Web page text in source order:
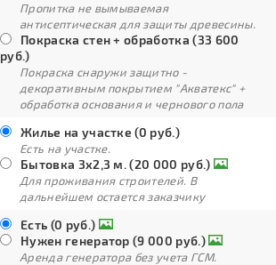
Пропитка не вымываемая
антисептическая для защиты древесины.
Покраска стен + обработка (33 600
руб.)
Покраска снаружи защитно -
декоративным покрытием "Акватекс" +
обработка основания и чернового пола
Жилье на участке (0 руб.)
Есть на участке.
Бытовка 3х2,3 м. (20 000 руб.)
Для проживания строителей. В
дальнейшем остается заказчику
Есть (0 руб.)
Нужен генератор (9 000 руб.)
Аренда генератора без учета ГСМ.